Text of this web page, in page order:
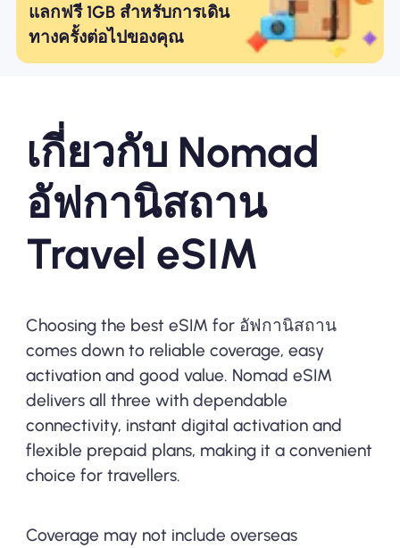
แลกฟรี 1GB สำหรับการเดิน
ทางครั้งต่อไปของคุณ
เกี่ยวกับ Nomad
อัฟกานิสถาน
Travel eSIM
Choosing the best eSIM for อัฟกานิสถาน
comes down to reliable coverage, easy
activation and good value. Nomad eSIM
delivers all three with dependable
connectivity, instant digital activation and
flexible prepaid plans, making it a convenient
choice for travellers.
Coverage may not include overseas